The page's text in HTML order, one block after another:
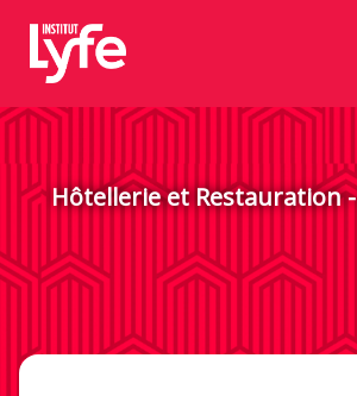
Hôtellerie et Restauration